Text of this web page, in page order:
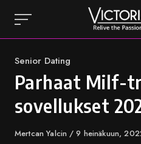
content
Category
Senior Dating
Parhaat Milf-
sovellukset
Author
Mertcan Yalcin
Published
9 heinäkuun,